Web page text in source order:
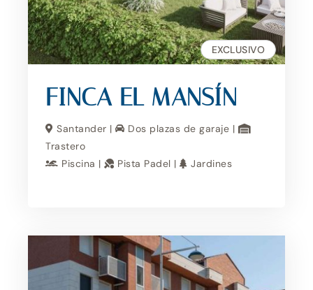
EXCLUSIVO
FINCA EL MANSÍN
Santander |
Dos plazas de garaje |
Trastero
Piscina |
Pista Padel | Jardines